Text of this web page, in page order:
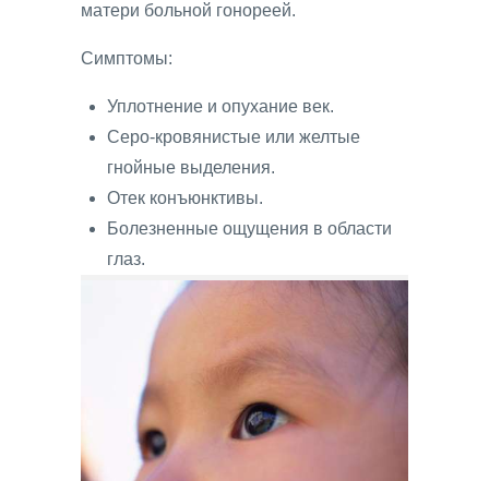
матери больной гонореей.
Симптомы:
Уплотнение и опухание век.
Серо-кровянистые или желтые
гнойные выделения.
Отек конъюнктивы.
Болезненные ощущения в области
глаз.